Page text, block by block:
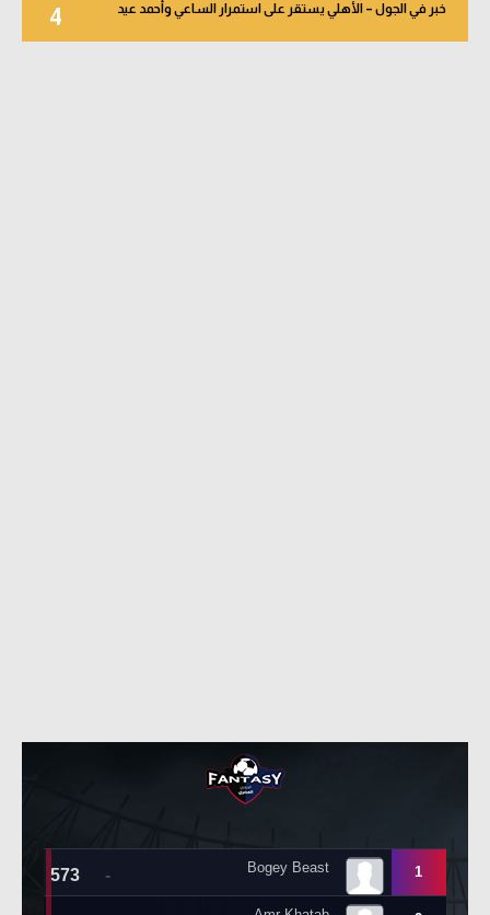
4 خبر في الجول – الأهلي يستقر على استمرار الساعي وأحمد عيد